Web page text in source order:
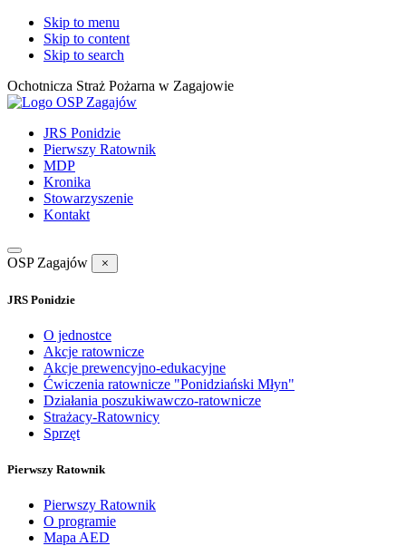
Skip to menu
Skip to content
Skip to search
Ochotnicza Straż Pożarna w Zagajowie
JRS Ponidzie
Pierwszy Ratownik
MDP
Kronika
Stowarzyszenie
Kontakt
OSP Zagajów
JRS Ponidzie
O jednostce
Akcje ratownicze
Akcje prewencyjno-edukacyjne
Ćwiczenia ratownicze "Ponidziański Młyn"
Działania poszukiwawczo-ratownicze
Strażacy-Ratownicy
Sprzęt
Pierwszy Ratownik
Pierwszy Ratownik
O programie
Mapa AED